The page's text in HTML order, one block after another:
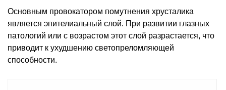
Основным провокатором помутнения хрусталика
является эпителиальный слой. При развитии глазных
патологий или с возрастом этот слой разрастается, что
приводит к ухудшению светопреломляющей
способности.